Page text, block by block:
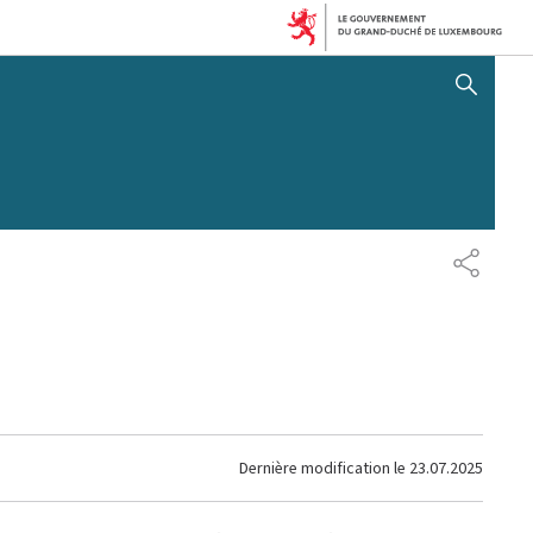
AFFICHER / MASQUER
Dernière modification le 23.07.2025